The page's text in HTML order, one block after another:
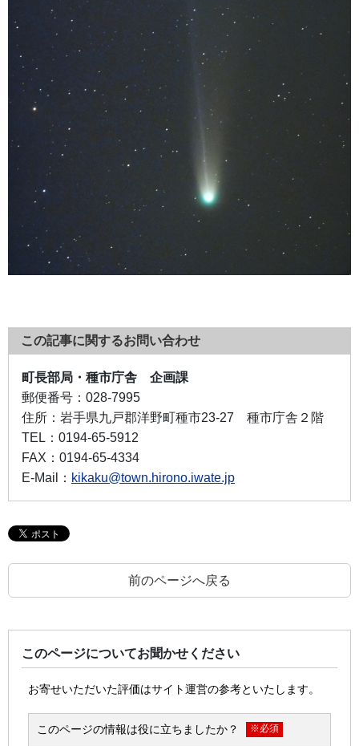
この記事に関するお問い合わせ
町長部局・種市庁舎 企画課
郵便番号： 028-7995
住所： 岩手県九戸郡洋野町種市23-27 種市庁舎２階
TEL： 0194-65-5912
FAX： 0194-65-4334
E-Mail： kikaku@town.hirono.iwate.jp
前のページへ戻る
このページについてお聞かせください